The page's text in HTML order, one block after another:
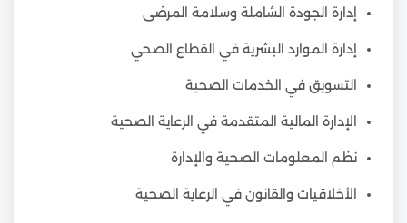
إدارة الجودة الشاملة وسلامة المرضى
إدارة الموارد البشرية في القطاع الصحي
التسويق في الخدمات الصحية
الإدارة المالية المتقدمة في الرعاية الصحية
نظم المعلومات الصحية والإدارة
الأخلاقيات والقانون في الرعاية الصحية